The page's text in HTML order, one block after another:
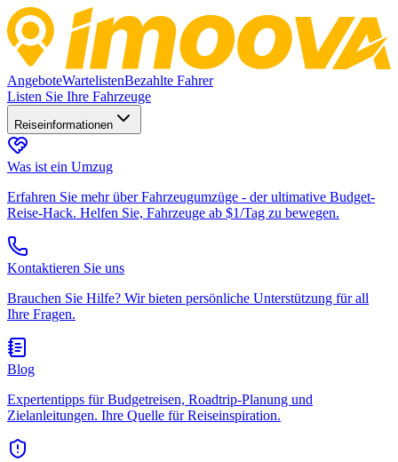
AngeboteWartelistenBezahlte Fahrer
Listen Sie Ihre Fahrzeuge
Reiseinformationen
Was ist ein Umzug
Erfahren Sie mehr über Fahrzeugumzüge - der ultimative Budget-
Reise-Hack. Helfen Sie, Fahrzeuge ab $1/Tag zu bewegen.
Kontaktieren Sie uns
Brauchen Sie Hilfe? Wir bieten persönliche Unterstützung für all
Ihre Fragen.
Blog
Expertentipps für Budgetreisen, Roadtrip-Planung und
Zielanleitungen. Ihre Quelle für Reiseinspiration.